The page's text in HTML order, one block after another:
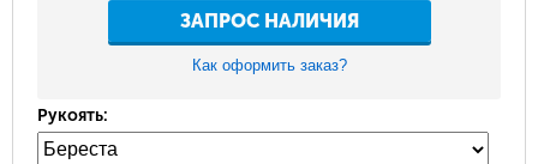
ЗАПРОС НАЛИЧИЯ
Как оформить заказ?
Рукоять: